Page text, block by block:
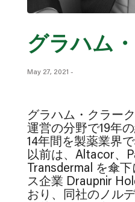
グラハム
May 27, 2021 -
グラハム・クラー
運営の分野で19年
14年間を製薬業界
以前は、Altacor、
Transdermal を傘
ス企業 Draupnir
おり、同社のノル